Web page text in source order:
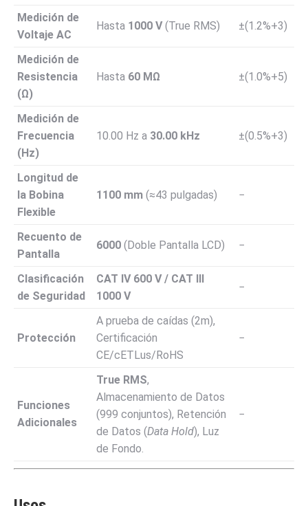
Medición de
Voltaje AC
Hasta 1000 V(True RMS) ±(1.2%+3)
Medición de
Resistencia
(Ω)
Hasta 60 MΩ ±(1.0%+5)
Medición de
Frecuencia
(Hz)
10.00 Hz a 30.00 kHz ±(0.5%+3)
Longitud de
la Bobina
Flexible
1100 mm (≈43 pulgadas) −
Recuento de
Pantalla
6000 (Doble Pantalla LCD) −
Clasificación
de Seguridad
CAT IV 600 V/ CAT III
1000 V
−
Protección
A prueba de caídas (2m),
Certificación
CE/cETLus/RoHS
−
Funciones
Adicionales
True RMS,
Almacenamiento de Datos
(999 conjuntos), Retención
de Datos (Data Hold), Luz
de Fondo.
−